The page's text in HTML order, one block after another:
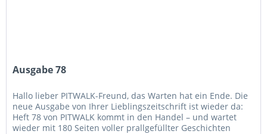
Ausgabe 78
Hallo lieber PITWALK-Freund, das Warten hat ein Ende. Die
neue Ausgabe von Ihrer Lieblingszeitschrift ist wieder da:
Heft 78 von PITWALK kommt in den Handel – und wartet
wieder mit 180 Seiten voller prallgefüllter Geschichten